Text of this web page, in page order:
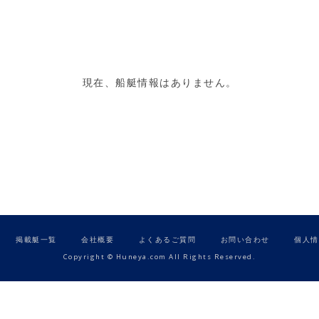
現在、船艇情報はありません。
掲載艇一覧 会社概要 よくあるご質問 お問い合わせ
個人
Copyright © Huneya.com All Rights Reserved.